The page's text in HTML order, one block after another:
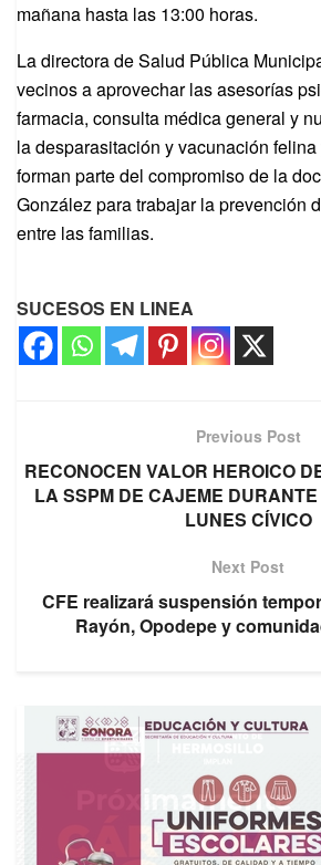
mañana hasta las 13:00 horas.
La directora de Salud Pública
vecinos a aprovechar las asesorías
farmacia, consulta médica general y
la desparasitación y vacunación
forman parte del compromiso de la
González para trabajar la prevención
entre las familias.
SUCESOS EN LINEA
Previous Post
RECONOCEN VALOR HEROICO
LA SSPM DE CAJEME
LUNES CÍVICO
Next Post
CFE realizará suspensión
Rayón, Opodepe y